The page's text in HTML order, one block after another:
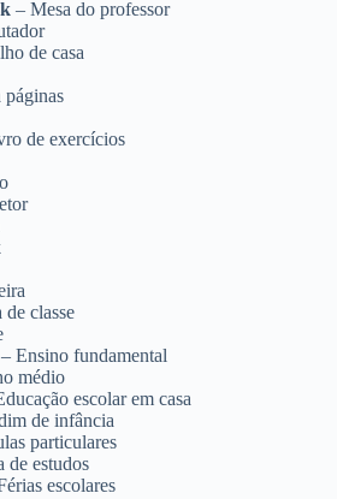
– Mesa do professor
de casa
páginas
de exercícios
de classe
– Ensino fundamental
médio
escolar em casa
de infância
particulares
de estudos
escolares